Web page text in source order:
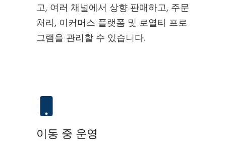
고, 여러 채널에서 상향 판매하고, 주문
처리, 이커머스 플랫폼 및 로열티 프로
그램을 관리할 수 있습니다.
이동 중 운영